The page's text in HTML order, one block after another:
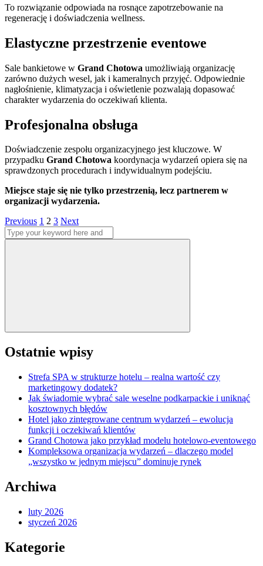
To rozwiązanie odpowiada na rosnące zapotrzebowanie na
regenerację i doświadczenia wellness.
Elastyczne przestrzenie eventowe
Sale bankietowe w Grand Chotowa umożliwiają organizację
zarówno dużych wesel, jak i kameralnych przyjęć. Odpowiednie
nagłośnienie, klimatyzacja i oświetlenie pozwalają dopasować
charakter wydarzenia do oczekiwań klienta.
Profesjonalna obsługa
Doświadczenie zespołu organizacyjnego jest kluczowe. W
przypadku Grand Chotowa koordynacja wydarzeń opiera się na
sprawdzonych procedurach i indywidualnym podejściu.
Miejsce staje się nie tylko przestrzenią, lecz partnerem w
organizacji wydarzenia.
Stronicowanie
wpisów
Previous Page
1 Page
2 Page
3 Next
Search
for:
Ostatnie wpisy
Strefa SPA w strukturze hotelu – realna wartość czy
marketingowy dodatek?
Jak świadomie wybrać sale weselne podkarpackie i uniknąć
kosztownych błędów
Hotel jako zintegrowane centrum wydarzeń – ewolucja
funkcji i oczekiwań klientów
Grand Chotowa jako przykład modelu hotelowo-eventowego
Kompleksowa organizacja wydarzeń – dlaczego model
„wszystko w jednym miejscu” dominuje rynek
Archiwa
luty 2026
styczeń 2026
Kategorie